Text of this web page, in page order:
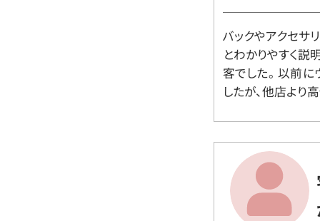
バックやアクセサ
とわかりやすく説
客でした。 以前
したが、他店より